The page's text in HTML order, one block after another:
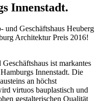
Innenstadt.
und Geschäftshaus Heuberg
Architektur Preis 2016!
ist markantes
Innenstadt. Die
an höchst
virtuos bauplastisch und
gestalterischen Qualität